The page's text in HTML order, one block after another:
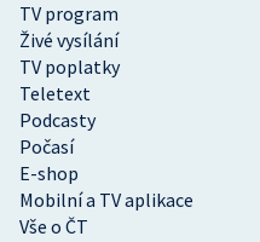
TV program
Živé vysílání
TV poplatky
Teletext
Podcasty
Počasí
E-shop
Mobilní a TV aplikace
Vše o ČT